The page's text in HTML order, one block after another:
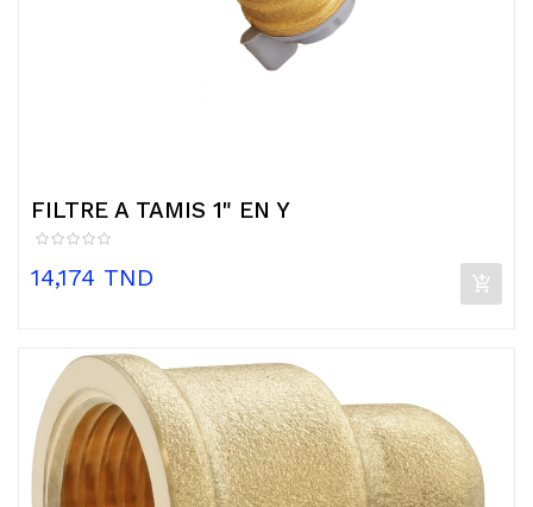
FILTRE A TAMIS 1" EN Y
Prix
14,174 TND